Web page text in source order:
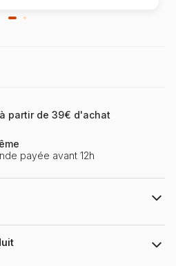
partir de 39€ d'achat
payée avant 12h